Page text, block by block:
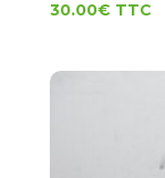
30.00€ TTC